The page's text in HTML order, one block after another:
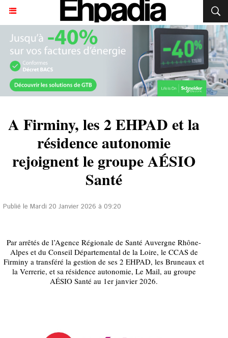
A Firminy, les 2 EHPAD et la
résidence autonomie
rejoignent le groupe AÉSIO
Santé
Publié le Mardi 20 Janvier 2026 à 09:20
Par arrêtés de l’Agence Régionale de Santé Auvergne Rhône-
Alpes et du Conseil Départemental de la Loire, le CCAS de
Firminy a transféré la gestion de ses 2 EHPAD, les Bruneaux et
la Verrerie, et sa résidence autonomie, Le Mail, au groupe
AÉSIO Santé au 1er janvier 2026.